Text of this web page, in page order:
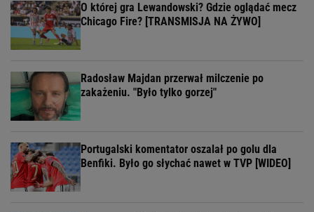
O której gra Lewandowski? Gdzie oglądać mecz
Chicago Fire? [TRANSMISJA NA ŻYWO]
Radosław Majdan przerwał milczenie po
zakażeniu. "Było tylko gorzej"
Portugalski komentator oszalał po golu dla
Benfiki. Było go słychać nawet w TVP [WIDEO]